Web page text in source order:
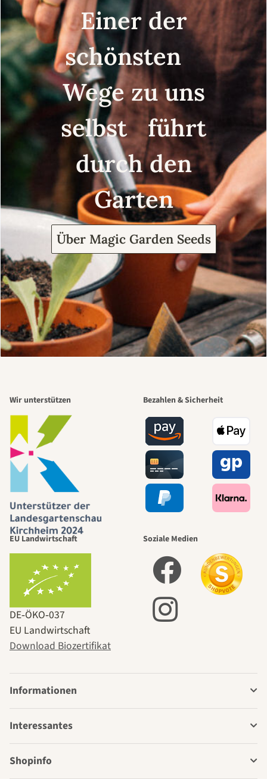
Einer der
schönsten
Wege zu uns
selbst führt
durch den
Garten
Über Magic Garden Seeds
Wir unterstützen Bezahlen & Sicherheit
EU Landwirtschaft
DE‑ÖKO‑037
EU Landwirtschaft
Download Biozertifikat
Soziale Medien
Informationen
Interessantes
Shopinfo